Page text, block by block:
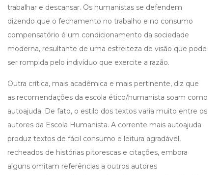
trabalhar e descansar. Os humanistas se defendem
dizendo que o fechamento no trabalho e no consumo
compensatório é um condicionamento da sociedade
moderna, resultante de uma estreiteza de visão que pode
ser rompida pelo indivíduo que exercite a razão.
Outra crítica, mais acadêmica e mais pertinente, diz que
as recomendações da escola ético/humanista soam como
autoajuda. De fato, o estilo dos textos varia muito entre os
autores da Escola Humanista. A corrente mais autoajuda
produz textos de fácil consumo e leitura agradável,
recheados de histórias pitorescas e citações, embora
alguns omitam referências a outros autores